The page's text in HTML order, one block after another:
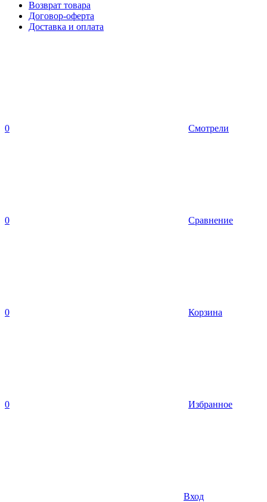
Возврат товара
Договор-оферта
Доставка и оплата
0 Смотрели
0 Сравнение
0 Корзина
0 Избранное
Вход